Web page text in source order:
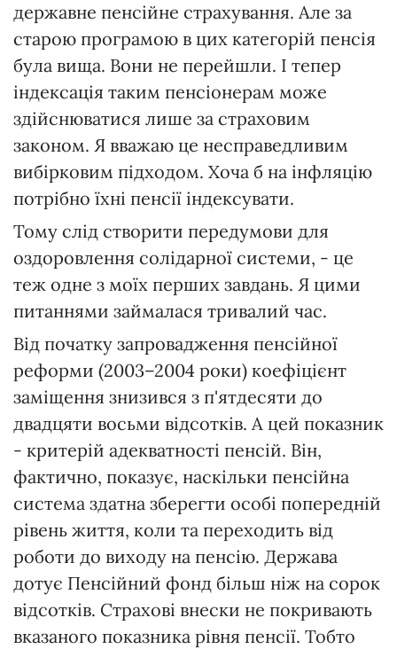
державне пенсійне страхування. Але за
старою програмою в цих категорій пенсія
була вища. Вони не перейшли. І тепер
індексація таким пенсіонерам може
здійснюватися лише за страховим
законом. Я вважаю це несправедливим
вибірковим підходом. Хоча б на інфляцію
потрібно їхні пенсії індексувати.
Тому слід створити передумови для
оздоровлення солідарної системи, - це
теж одне з моїх перших завдань. Я цими
питаннями займалася тривалий час.
Від початку запровадження пенсійної
реформи (2003–2004 роки) коефіцієнт
заміщення знизився з п'ятдесяти до
двадцяти восьми відсотків. А цей показник
- критерій адекватності пенсій. Він,
фактично, показує, наскільки пенсійна
система здатна зберегти особі попередній
рівень життя, коли та переходить від
роботи до виходу на пенсію. Держава
дотує Пенсійний фонд більш ніж на сорок
відсотків. Страхові внески не покривають
вказаного показника рівня пенсії. Тобто